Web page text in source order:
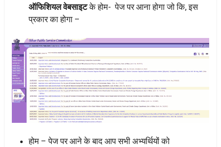
ऑफिशियल वेबसाइटके होम- पेज पर आना होगा जो कि, इस
प्रकार का होगा –
होम – पेज पर आने के बाद आप सभी अभ्यर्थियों को